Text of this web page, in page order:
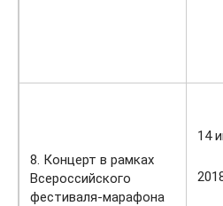
8. Концерт в рамках
Всероссийского
фестиваля-марафона
14